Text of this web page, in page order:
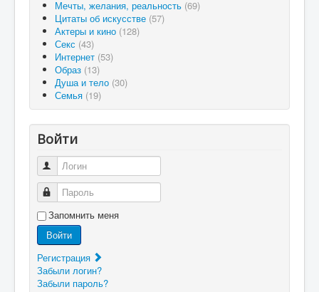
Мечты, желания, реальность (69)
Цитаты об искусстве (57)
Актеры и кино (128)
Секс (43)
Интернет (53)
Образ (13)
Душа и тело (30)
Семья (19)
Войти
Логин
Пароль
Запомнить меня
Войти
Регистрация
Забыли логин?
Забыли пароль?